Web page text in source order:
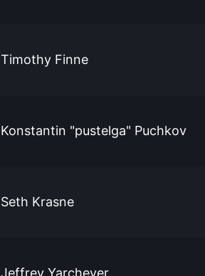
Timothy Finne
Konstantin "pustelga" Puchkov
Seth Krasne
Jeffrey Yarchever